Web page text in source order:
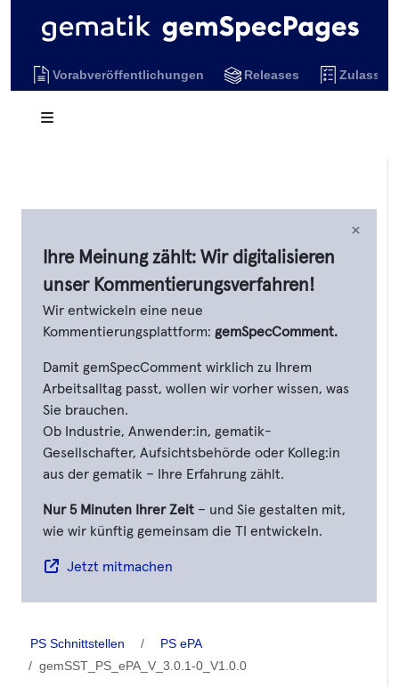
Vorabveröffentlichungen Releases
×
Ihre Meinung zählt: Wir digitalisieren
unser Kommentierungsverfahren!
Wir entwickeln eine neue
Kommentierungsplattform: gemSpecComment.
Damit gemSpecComment wirklich zu Ihrem
Arbeitsalltag passt, wollen wir vorher wissen, was
Sie brauchen.
Ob Industrie, Anwender:in, gematik-
Gesellschafter, Aufsichtsbehörde oder Kolleg:in
aus der gematik – Ihre Erfahrung zählt.
Nur 5 Minuten Ihrer Zeit – und Sie gestalten mit,
wie wir künftig gemeinsam die TI entwickeln.
Jetzt mitmachen
PS Schnittstellen
PS ePA
gemSST_PS_ePA_V_3.0.1-0_V1.0.0